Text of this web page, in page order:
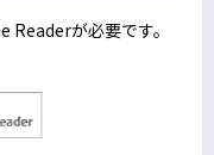
Readerが必要です。
別